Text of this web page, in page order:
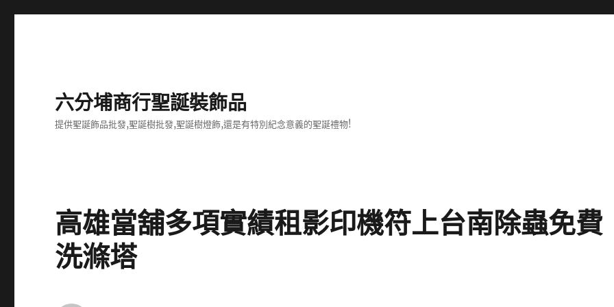
六分埔商行聖誕裝飾品
提供聖誕飾品批發,聖誕樹批發,聖誕樹燈飾,還是有特別紀念意義的聖誕禮物!
高雄當舖多項實績租影印機符上台南除蟲免費
洗滌塔